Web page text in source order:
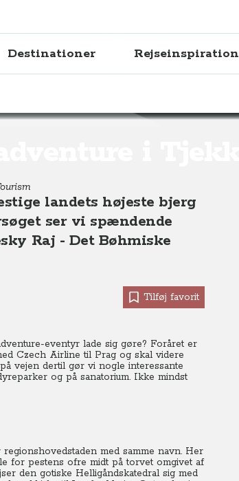
Destinationer Rejseinspiration
landets højeste bjerg
ser vi spændende
Raj - Det Bøhmiske
Tilføj favorit
eventyr lade sig gøre? Foråret er
Czech Airline til Prag og skal videre
vejen dertil gør vi nogle interessante
og på sanatorium. Ikke mindst
med samme navn. Her
for pestens ofre midt på torvet omgivet af
den gotiske Helligåndskatedral sig med